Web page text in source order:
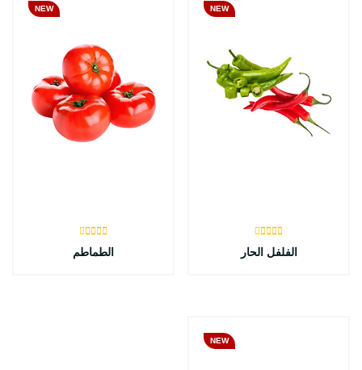
NEW
الفلفل الحار
NEW
الطماطم
NEW